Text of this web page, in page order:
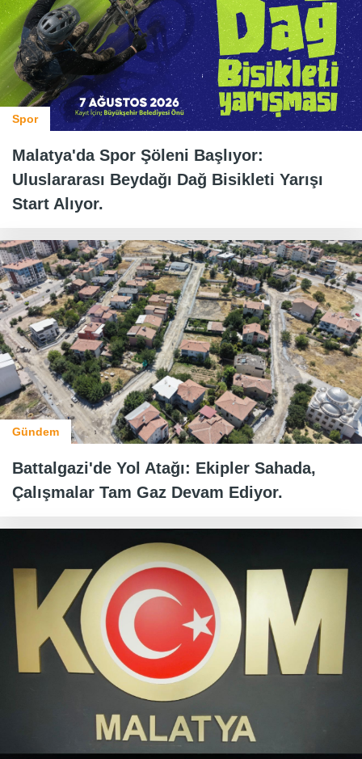
Spor
Malatya'da Spor Şöleni Başlıyor:
Uluslararası Beydağı Dağ Bisikleti Yarışı
Start Alıyor.
Gündem
Battalgazi'de Yol Atağı: Ekipler Sahada,
Çalışmalar Tam Gaz Devam Ediyor.